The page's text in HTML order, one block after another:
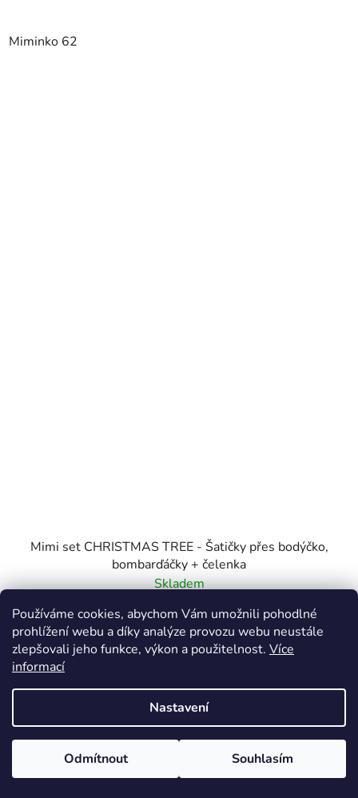
Používáme cookies, abychom Vám umožnili pohodlné
prohlížení webu a díky analýze provozu webu neustále
zlepšovali jeho funkce, výkon a použitelnost. Více
informací
Nastavení
Odmítnout Souhlasím
Miminko 62
Mimi set CHRISTMAS TREE - Šatičky přes bodýčko,
bombarďáčky + čelenka
Skladem
350 Kč
500 Kč (–30 %)
DETAIL
Miminko 68